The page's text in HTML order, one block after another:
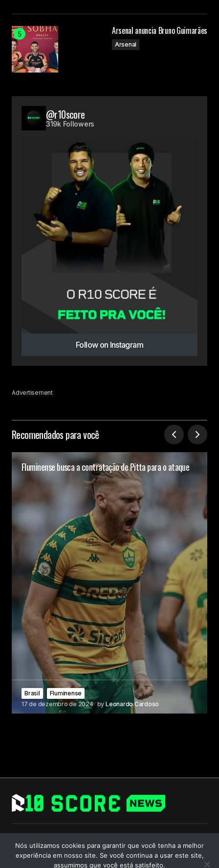
Arsenal anuncia Bruno Guimarães
Arsenal
@r10score
319k Followers
Follow on Instagram
Advertisement
Recomendados para você
Fluminense busca a contratação de Pitta para o ataque
Brasil
Fluminense
17 de dezembro de 2024 by Leonardo Cardoso
Follow Us
Nós utilizamos cookies para garantir que você tenha a melhor
experiência em nosso site. Se você continua a usar este site,
assumimos que você está satisfeito.